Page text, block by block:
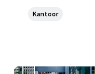
Kantoor